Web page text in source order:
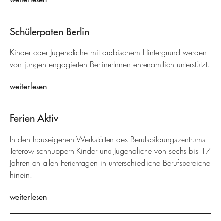
Schülerpaten Berlin
Kinder oder Jugendliche mit arabischem Hintergrund werden
von jungen engagierten BerlinerInnen ehrenamtlich unterstützt.
weiterlesen
Ferien Aktiv
In den hauseigenen Werkstätten des Berufsbildungszentrums
Teterow schnuppern Kinder und Jugendliche von sechs bis 17
Jahren an allen Ferientagen in unterschiedliche Berufsbereiche
hinein.
weiterlesen